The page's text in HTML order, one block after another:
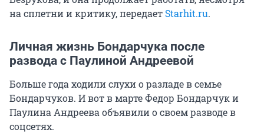
на сплетни и критику, передает Starhit.ru.
Личная жизнь Бондарчука после
развода с Паулиной Андреевой
Больше года ходили слухи о разладе в семье
Бондарчуков. И вот в марте Федор Бондарчук и
Паулина Андреева объявили о своем разводе в
соцсетях.